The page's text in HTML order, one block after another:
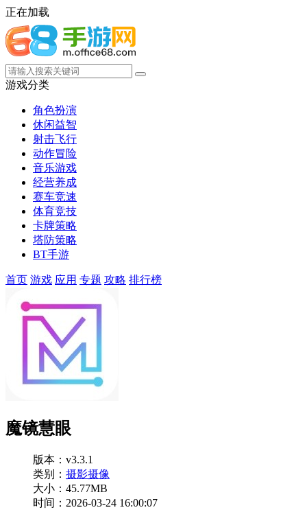
正在加载
游戏分类
角色扮演
休闲益智
射击飞行
动作冒险
音乐游戏
经营养成
赛车竞速
体育竞技
卡牌策略
塔防策略
BT手游
首页 游戏 应用 专题 攻略 排行榜
魔镜慧眼
版本：v3.3.1
类别： 摄影摄像
大小：45.77MB
时间：2026-03-24 16:00:07